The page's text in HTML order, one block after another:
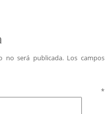
no será publicada. Los campos
*